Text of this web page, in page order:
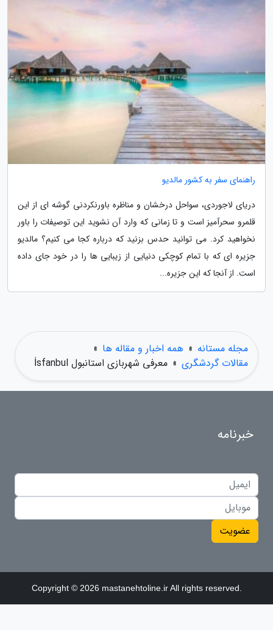
راهنمای سفر به کشور مالدیو
دریای لاجوردی، سواحل درخشان و مناظره باورنکردنی گوشه ای از این
قلمرو سحرآمیز است و تا زمانی که وارد آن نشوید این توصیفات را باور
نخواهید کرد. می توانید حدس بزنید که درباره کجا می کنیم؟ مالدیو
جزیره ای که با تمام کوچکی دنیایی از زیبایی ها را در خود جای داده
است. از آنجا که این جزیره...
مجله مستانه » همه اخبار و مقاله ها »
مقالات گردشگری » معرفی شهربازی استانبول İsfanbul
خبرنامه
عضویت
Copyright © 2026 mastanehtoline.ir All rights reserved.